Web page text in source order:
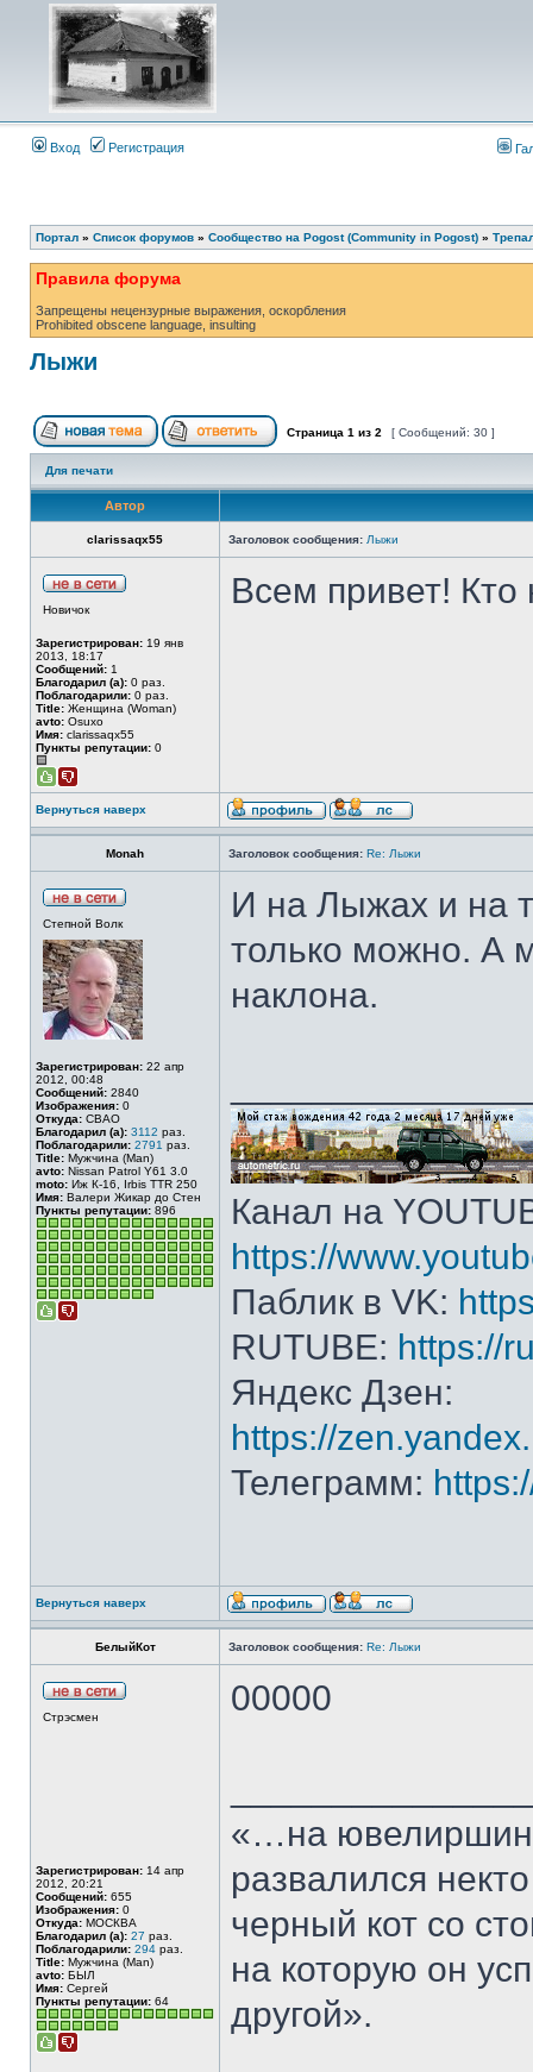
Вход Регистрация
Портал » Список форумов » Сообщество на Pogost (Community in Pogost) »
Правила форума
Запрещены нецензурные выражения, оскорбления
Prohibited obscene language, insulting
Лыжи
Страница 1 из 2 [ Сообщений: 30 ]
Для печати
Автор
clarissaqx55 Заголовок сообщения: Лыжи
Новичок
Зарегистрирован: 19 янв
2013, 18:17
Сообщений: 1
Благодарил (а): 0 раз.
Поблагодарили: 0 раз.
Title: Женщина (Woman)
avto: Osuxo
Имя: clarissaqx55
Пункты репутации: 0
Всем привет! Кто
Вернуться наверх
Monah Заголовок сообщения: Re: Лыжи
Степной Волк
Зарегистрирован: 22 апр
2012, 00:48
Сообщений: 2840
Изображения: 0
Откуда: СВАО
Благодарил (а): 3112 раз.
Поблагодарили: 2791 раз.
Title: Мужчина (Man)
avto: Nissan Patrol Y61 3.0
moto: Иж К-16, Irbis TTR 250
Имя: Валери Жикар до Стен
Пункты репутации: 896
И на Лыжах и на
только можно. А
наклона.
Канал на
https://
Паблик в VK:
RUTUBE: https://
Яндекс Дзен:
https://
Телеграмм:
Вернуться наверх
БелыйКот Заголовок сообщения: Re: Лыжи
Стрэсмен
Зарегистрирован: 14 апр
2012, 20:21
Сообщений: 655
Изображения: 0
Откуда: МОСКВА
Благодарил (а): 27 раз.
Поблагодарили: 294 раз.
Title: Мужчина (Man)
avto: БЫЛ
Имя: Сергей
Пункты репутации: 64
00000
«…на
развалился
черный кот со
на которую он
другой».